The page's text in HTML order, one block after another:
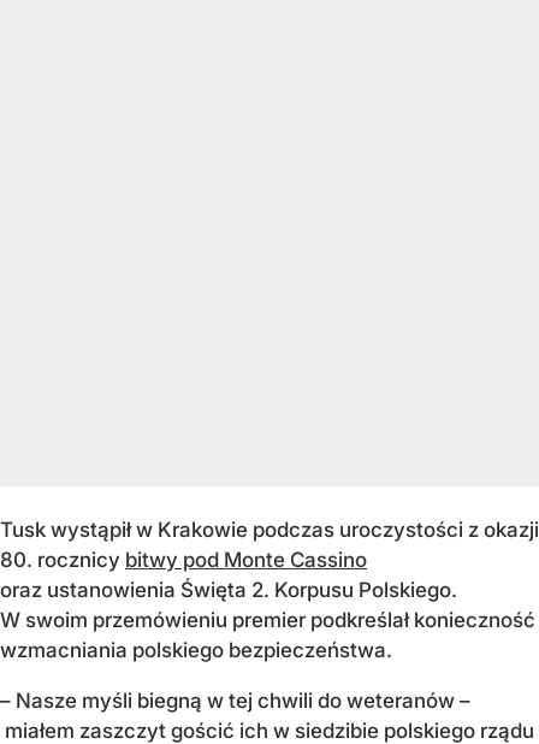
Tusk wystąpił w Krakowie podczas uroczystości z okazji
80. rocznicy bitwy pod Monte Cassino
oraz ustanowienia Święta 2. Korpusu Polskiego.
W swoim przemówieniu premier podkreślał konieczność
wzmacniania polskiego bezpieczeństwa.
– Nasze myśli biegną w tej chwili do weteranów –
miałem zaszczyt gościć ich w siedzibie polskiego rządu